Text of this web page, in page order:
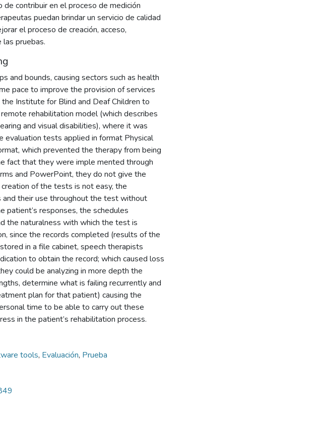
contribuir en el proceso de medición
puedan brindar un servicio de calidad
el proceso de creación, acceso,
las pruebas.
and bounds, causing sectors such as health
pace to improve the provision of services
Institute for Blind and Deaf Children to
rehabilitation model (which describes
and visual disabilities), where it was
evaluation tests applied in format Physical
which prevented the therapy from being
fact that they were imple mented through
and PowerPoint, they do not give the
of the tests is not easy, the
and their use throughout the test without
patient’s responses, the schedules
the naturalness with which the test is
since the records completed (results of the
in a file cabinet, speech therapists
to obtain the record; which caused loss
could be analyzing in more depth the
determine what is failing recurrently and
plan for that patient) causing the
time to be able to carry out these
in the patient’s rehabilitation process.
tools, Evaluación, Prueba